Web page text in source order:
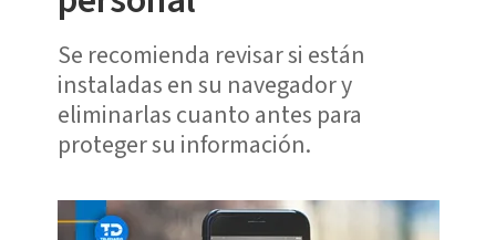
Se recomienda revisar si están
instaladas en su navegador y
eliminarlas cuanto antes para
proteger su información.